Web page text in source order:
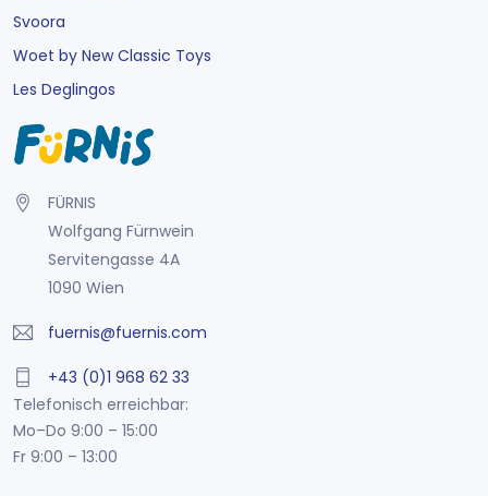
Svoora
Woet by New Classic Toys
Les Deglingos
FÜRNIS
Wolfgang Fürnwein
Servitengasse 4A
1090 Wien
fuernis@fuernis.com
+43 (0)1 968 62 33
Telefonisch erreichbar:
Mo–Do 9:00 – 15:00
Fr 9:00 – 13:00